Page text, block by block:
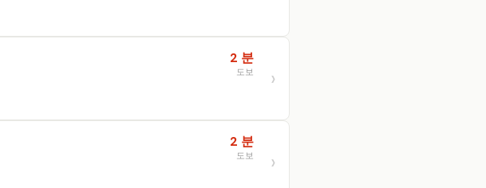
2 분
도보
2 분
도보